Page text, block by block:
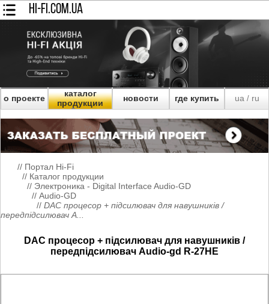
HI-FI.COM.UA
о проекте
каталог
продукции
новости где купить ua/ ru
// Портал Hi-Fi
// Каталог продукции
// Электроника - Digital Interface Audio-GD
// Audio-GD
// DAC процесор + підсилювач для навушників /
передпідсилювач A...
DAC процесор + підсилювач для навушників /
передпідсилювач Audio-gd R-27HE